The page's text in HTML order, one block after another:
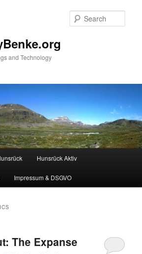
and Technology
Hunsrück Aktiv
Impressum & DSGVO
The Expanse